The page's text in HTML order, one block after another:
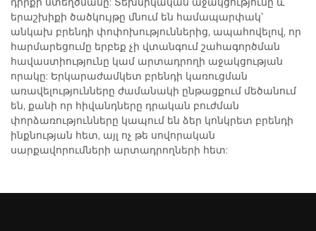
երաշխիքի ծածկույթը մնում են համապարփակ՝
անկախ բրենդի փոփոխություններից, ապահովելով, որ
հարմարեցումը երբեք չի վտանգում շահագործման
հավաստիությունը կամ արտադրողի աջակցության
որակը: Երկարաժամկետ բրենդի կառուցման
առավելությունները ժամանակի ընթացքում մեծանում
են, քանի որ հիվանդները դրական բուժման
փորձառությունները կապում են ձեր կոնկրետ բրենդի
ինքնության հետ, այլ ոչ թե սովորական
սարքավորումների արտադրողների հետ: